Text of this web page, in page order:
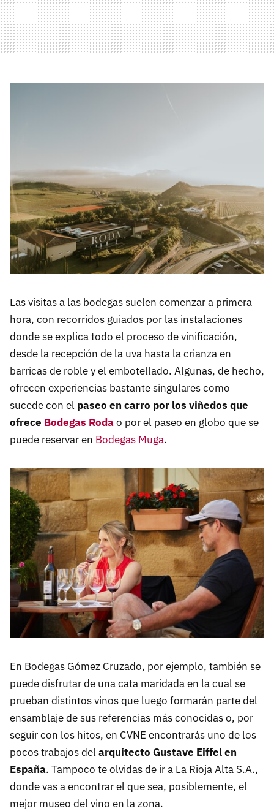
Las visitas a las bodegas suelen comenzar a primera
hora, con recorridos guiados por las instalaciones
donde se explica todo el proceso de vinificación,
desde la recepción de la uva hasta la crianza en
barricas de roble y el embotellado. Algunas, de hecho,
ofrecen experiencias bastante singulares como
sucede con el paseo en carro por los viñedos que
ofrece Bodegas Rodao por el paseo en globo que se
puede reservar en Bodegas Muga.
En Bodegas Gómez Cruzado, por ejemplo, también se
puede disfrutar de una cata maridada en la cual se
prueban distintos vinos que luego formarán parte del
ensamblaje de sus referencias más conocidas o, por
seguir con los hitos, en CVNE encontrarás uno de los
pocos trabajos del arquitecto Gustave Eiffel en
España. Tampoco te olvidas de ir a La Rioja Alta S.A.,
donde vas a encontrar el que sea, posiblemente, el
mejor museo del vino en la zona.